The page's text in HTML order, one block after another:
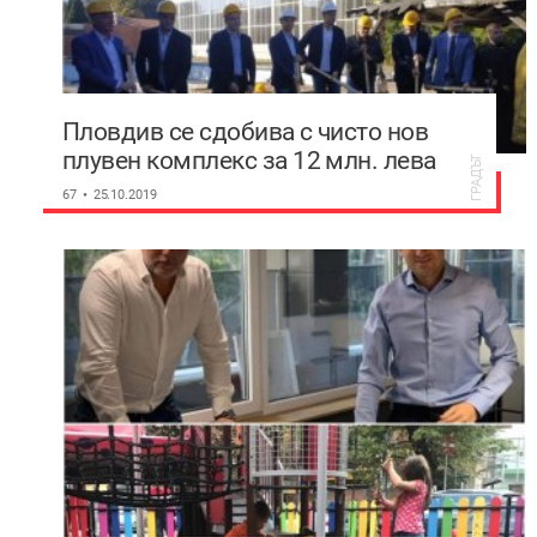
Пловдив се сдобива с чисто нов
плувен комплекс за 12 млн. лева
67 25.10.2019 ГРАДЪТ